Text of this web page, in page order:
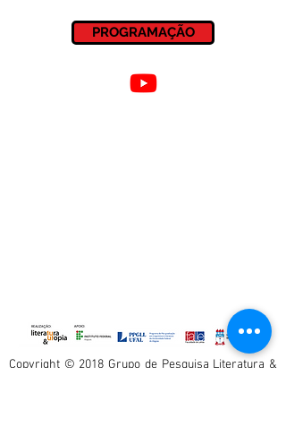
PROGRAMAÇÃO
Copyright © 2018 Grupo de Pesquisa Literatura &